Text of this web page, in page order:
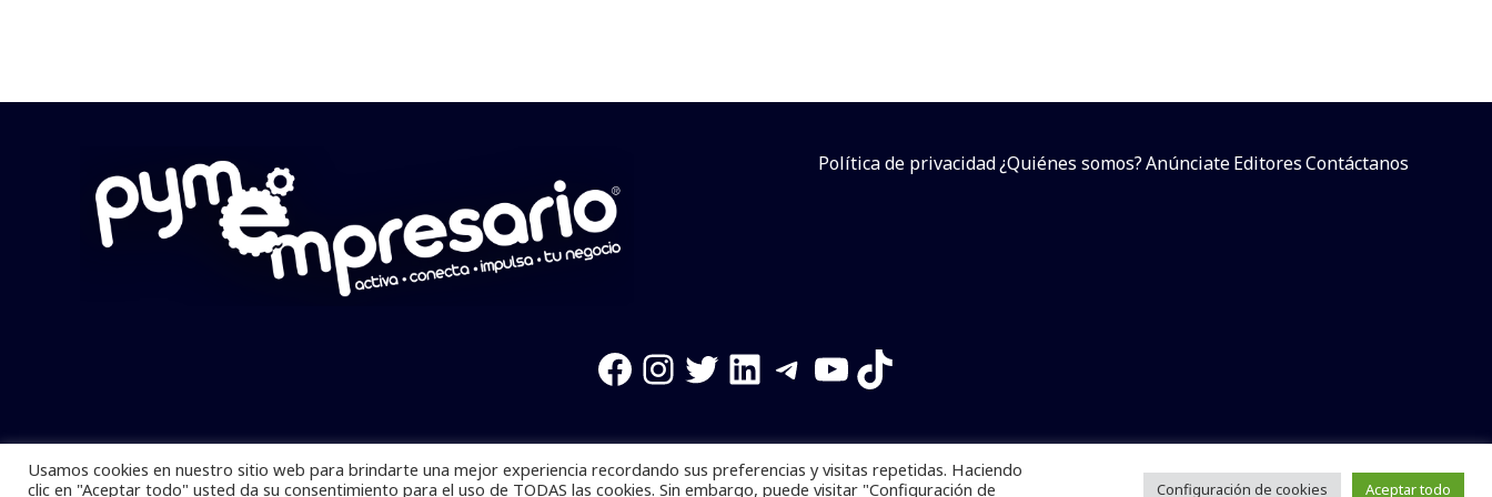
Política de privacidad¿Quiénes somos?AnúnciateEditoresContáctanos
Facebook
Instagram
Twitter
LinkedIn
Telegram
YouTube
TikTok
Pymempresario © 2025 Todos los derechos reservados. Se prohibe el uso de la información total o parcial sin dar referencia a la fuente.
Usamos cookies en nuestro sitio web para brindarte una mejor experiencia recordando sus preferencias y visitas repetidas. Haciendo
clic en "Aceptar todo" usted da su consentimiento para el uso de TODAS las cookies. Sin embargo, puede visitar "Configuración de
Configuración de cookies Aceptar todo